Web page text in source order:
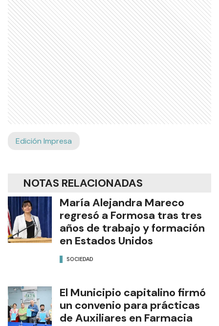
Edición Impresa
NOTAS RELACIONADAS
María Alejandra Mareco
regresó a Formosa tras tres
años de trabajo y formación
en Estados Unidos
SOCIEDAD
El Municipio capitalino firmó
un convenio para prácticas
de Auxiliares en Farmacia